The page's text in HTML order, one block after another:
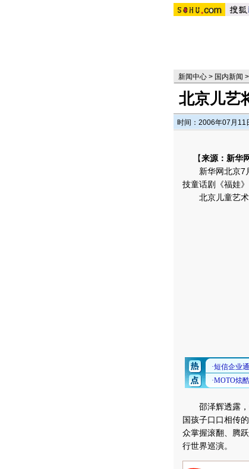
新闻中心 > 国内新闻 >
北京儿艺
时间：2006年07月11
【来源：新华
新华网北京7月
技童话剧《福娃
北京儿童艺术
邵泽辉透露，
国孩子口口相传
众掌握滚翻、腾
行世界巡演。